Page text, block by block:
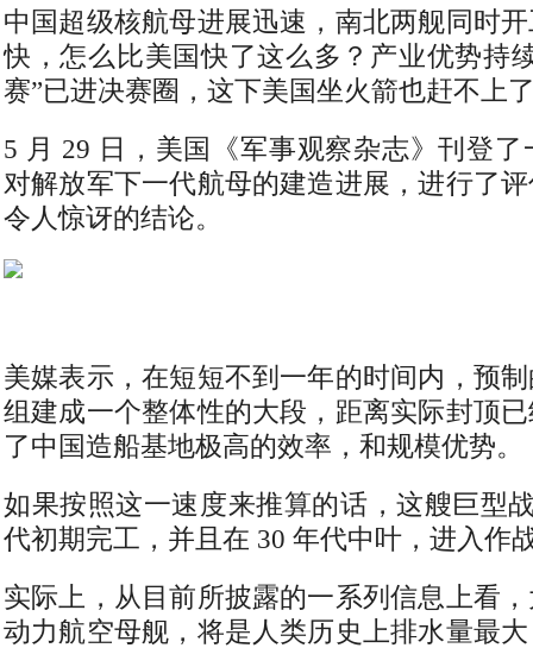
中国超级核航母进展迅速，南北两舰同时
快，怎么比美国快了这么多？产业优势持
赛”已进决赛圈，这下美国坐火箭也赶不上
5 月 29 日，美国《军事观察杂志》刊登
对解放军下一代航母的建造进展，进行了
令人惊讶的结论。
美媒表示，在短短不到一年的时间内，预
组建成一个整体性的大段，距离实际封顶
了中国造船基地极高的效率，和规模优势。
如果按照这一速度来推算的话，这艘巨型
代初期完工，并且在 30 年代中叶，进入作
实际上，从目前所披露的一系列信息上看
动力航空母舰，将是人类历史上排水量最